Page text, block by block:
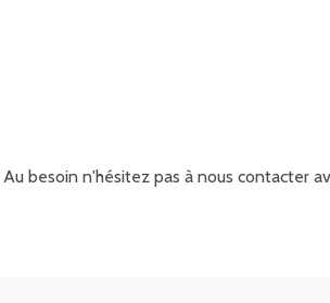
besoin n'hésitez pas à nous contacter